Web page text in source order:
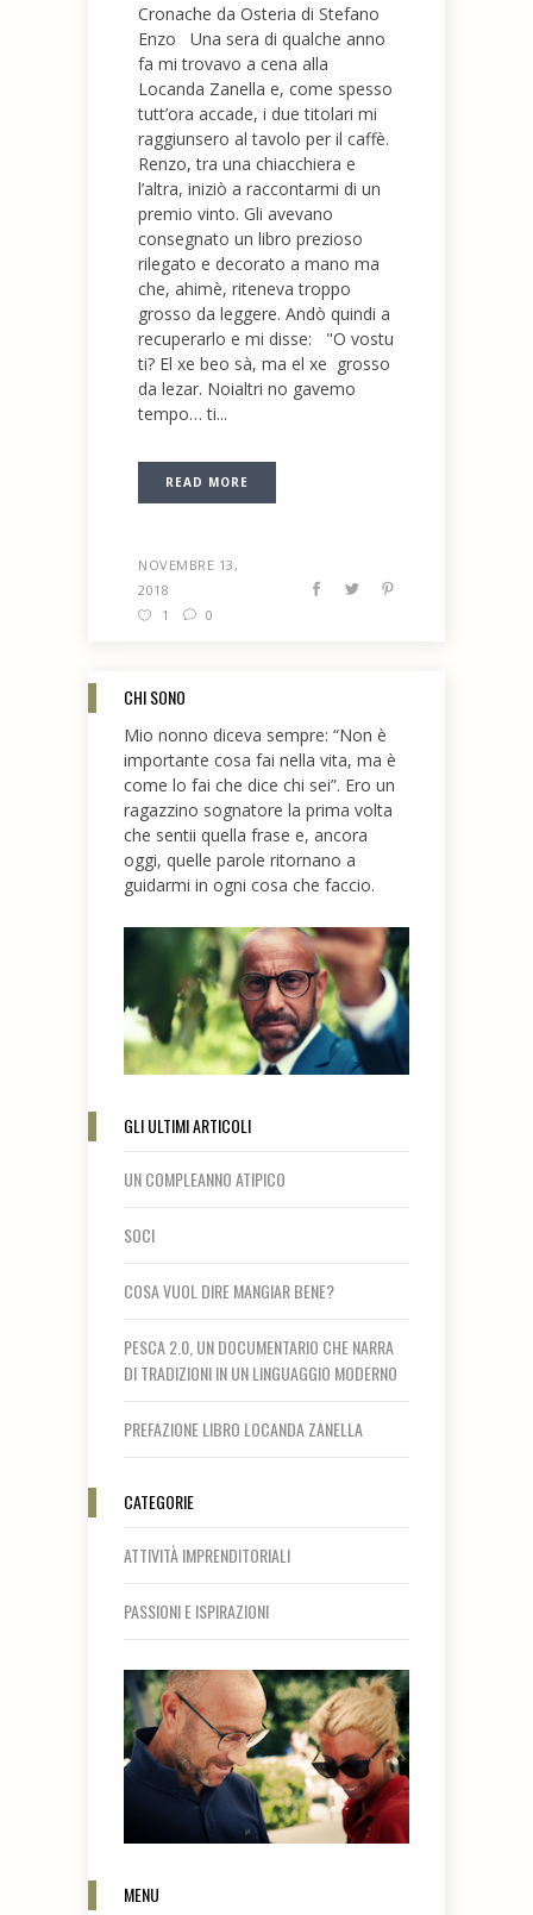
Cronache da Osteria di Stefano
Enzo Una sera di qualche anno
fa mi trovavo a cena alla
Locanda Zanella e, come spesso
tutt’ora accade, i due titolari mi
raggiunsero al tavolo per il caffè.
Renzo, tra una chiacchiera e
l’altra, iniziò a raccontarmi di un
premio vinto. Gli avevano
consegnato un libro prezioso
rilegato e decorato a mano ma
che, ahimè, riteneva troppo
grosso da leggere. Andò quindi a
recuperarlo e mi disse: "O vostu
ti? El xe beo sà, ma el xe grosso
da lezar. Noialtri no gavemo
tempo… ti...
READ MORE
NOVEMBRE 13,
2018
1
0
CHI SONO
Mio nonno diceva sempre: “Non è
importante cosa fai nella vita, ma è
come lo fai che dice chi sei”. Ero un
ragazzino sognatore la prima volta
che sentii quella frase e, ancora
oggi, quelle parole ritornano a
guidarmi in ogni cosa che faccio.
GLI ULTIMI ARTICOLI
UN COMPLEANNO ATIPICO
SOCI
COSA VUOL DIRE MANGIAR BENE?
PESCA 2.0, UN DOCUMENTARIO CHE NARRA
DI TRADIZIONI IN UN LINGUAGGIO MODERNO
PREFAZIONE LIBRO LOCANDA ZANELLA
CATEGORIE
ATTIVITÀ IMPRENDITORIALI
PASSIONI E ISPIRAZIONI
MENU